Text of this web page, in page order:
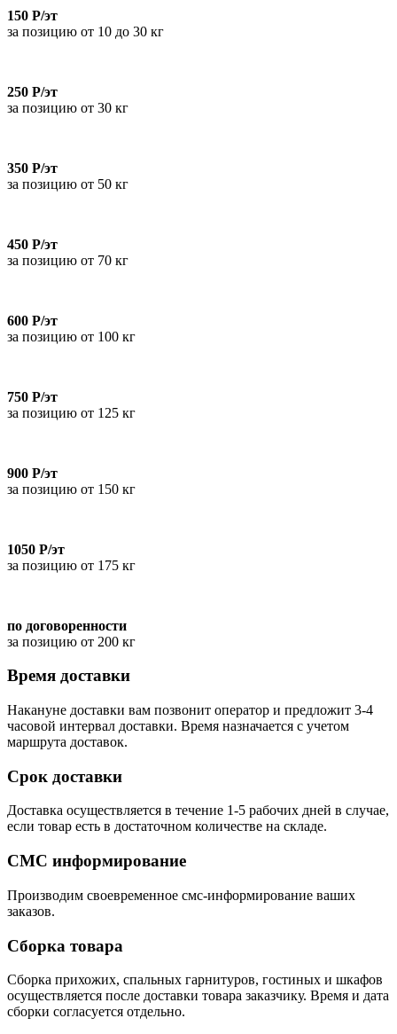
150 Р/эт
за позицию от 10 до 30 кг
250 Р/эт
за позицию от 30 кг
350 Р/эт
за позицию от 50 кг
450 Р/эт
за позицию от 70 кг
600 Р/эт
за позицию от 100 кг
750 Р/эт
за позицию от 125 кг
900 Р/эт
за позицию от 150 кг
1050 Р/эт
за позицию от 175 кг
по договоренности
за позицию от 200 кг
Время доставки
Накануне доставки вам позвонит оператор и предложит 3-4
часовой интервал доставки. Время назначается с учетом
маршрута доставок.
Срок доставки
Доставка осуществляется в течение 1-5 рабочих дней в случае,
если товар есть в достаточном количестве на складе.
СМС информирование
Производим своевременное смс-информирование ваших
заказов.
Сборка товара
Сборка прихожих, спальных гарнитуров, гостиных и шкафов
осуществляется после доставки товара заказчику. Время и дата
сборки согласуется отдельно.